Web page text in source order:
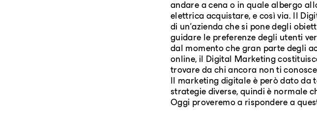
andare a cena o in quale albergo
elettrica acquistare, e così via. Il
di un'azienda che si pone degli
guidare le preferenze degli utenti
dal momento che gran parte degli
online, il Digital Marketing
trovare da chi ancora non ti
Il marketing digitale è però dato da
strategie diverse, quindi è normale
Oggi proveremo a rispondere a